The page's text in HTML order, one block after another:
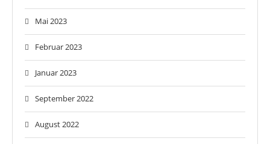
Mai 2023
Februar 2023
Januar 2023
September 2022
August 2022